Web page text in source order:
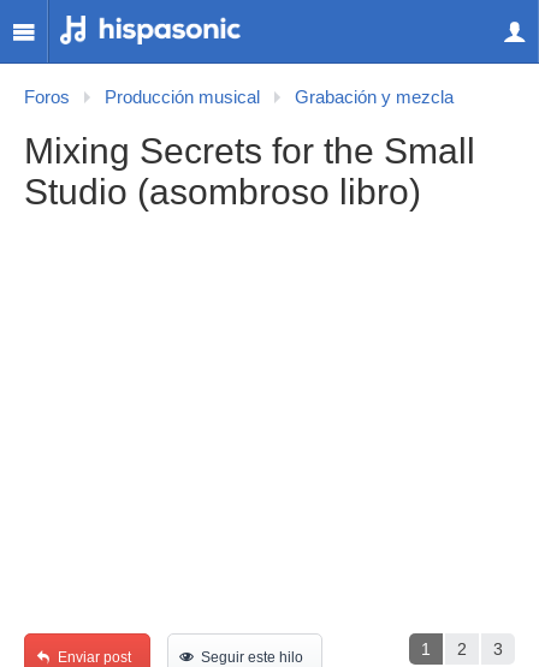
Foros Producción musical Grabación y mezcla
Mixing Secrets for the Small
Studio (asombroso libro)
1 2 3
Enviar post Seguir este hilo